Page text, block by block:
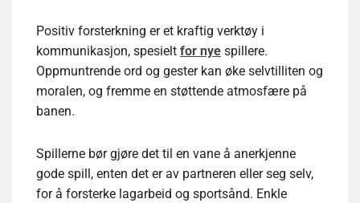
Positiv forsterkning er et kraftig verktøy i
kommunikasjon, spesielt for nye spillere.
Oppmuntrende ord og gester kan øke selvtilliten og
moralen, og fremme en støttende atmosfære på
banen.
Spillerne bør gjøre det til en vane å anerkjenne
gode spill, enten det er av partneren eller seg selv,
for å forsterke lagarbeid og sportsånd. Enkle